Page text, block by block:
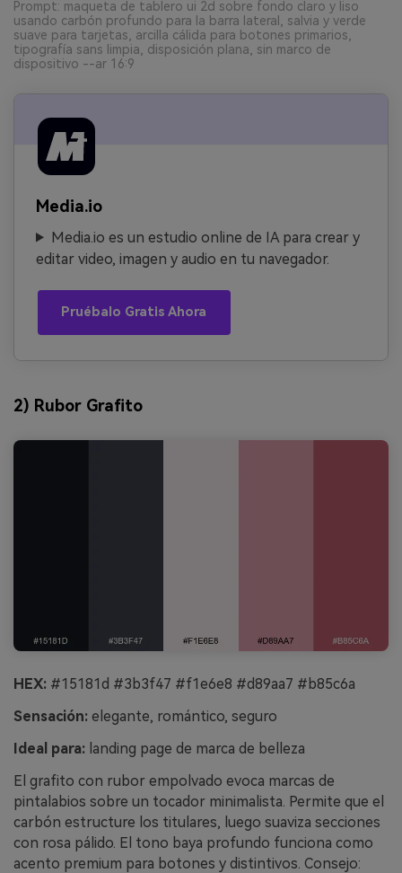
Prompt: maqueta de tablero ui 2d sobre fondo claro y liso
usando carbón profundo para la barra lateral, salvia y verde
suave para tarjetas, arcilla cálida para botones primarios,
tipografía sans limpia, disposición plana, sin marco de
dispositivo --ar 16:9
Media.io
Media.io es un estudio online de IA para crear y
editar video, imagen y audio en tu navegador.
Pruébalo Gratis Ahora
2) Rubor Grafito
HEX: #15181d #3b3f47 #f1e6e8 #d89aa7 #b85c6a
Sensación: elegante, romántico, seguro
Ideal para: landing page de marca de belleza
El grafito con rubor empolvado evoca marcas de
pintalabios sobre un tocador minimalista. Permite que el
carbón estructure los titulares, luego suaviza secciones
con rosa pálido. El tono baya profundo funciona como
acento premium para botones y distintivos. Consejo: